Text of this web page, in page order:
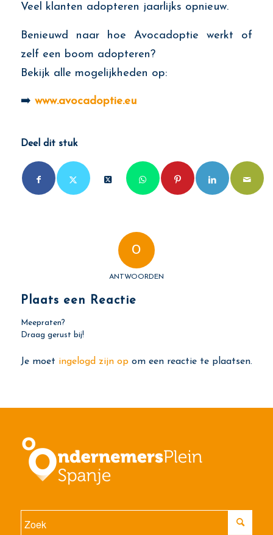
Veel klanten adopteren jaarlijks opnieuw.
Benieuwd naar hoe Avocadoptie werkt of
zelf een boom adopteren?
Bekijk alle mogelijkheden op:
➡️ www.avocadoptie.eu
Deel dit stuk
0
ANTWOORDEN
Plaats een Reactie
Meepraten?
Draag gerust bij!
Je moet ingelogd zijn opom een reactie te plaatsen.